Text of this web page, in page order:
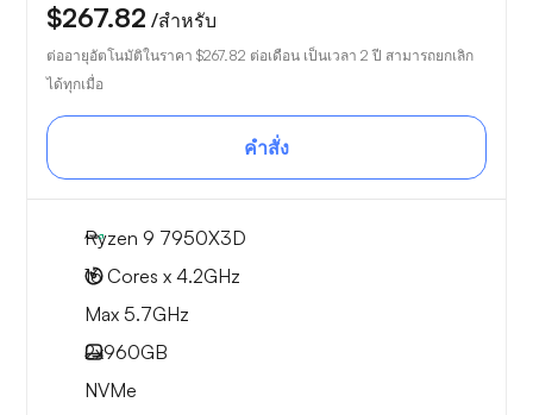
$267.82 /สำหรับ
ต่ออายุอัตโนมัติในราคา $267.82 ต่อเดือน เป็นเวลา 2 ปี สามารถยกเลิก
ได้ทุกเมื่อ
คำสั่ง
Ryzen 9 7950X3D
16 Cores x 4.2GHz
Max 5.7GHz
2x960GB
NVMe